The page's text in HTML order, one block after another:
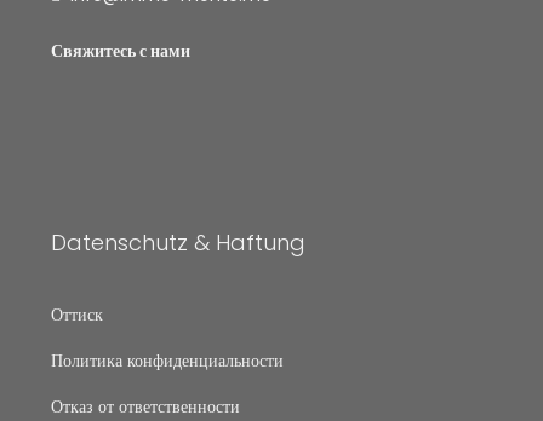
Свяжитесь с нами
Datenschutz & Haftung
Оттиск
Политика конфиденциальности
Отказ от ответственности